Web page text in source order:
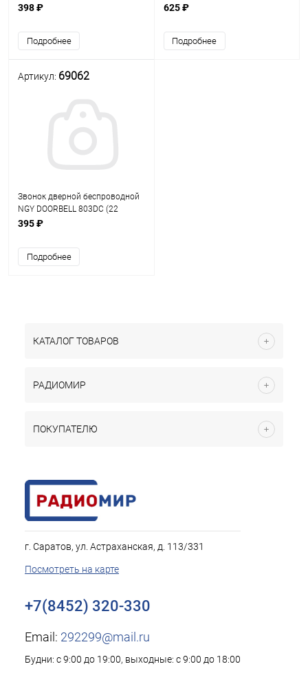
выбор электронной мелодии;
12V, звонок бат.2 шт.-АА(R6));
398 ₽
Подробнее
(GP-01771)"; выбор электронной
бат.1 шт.-23А 12V, звонок бат.2
шт
625 ₽
Подробнее
Артикул: 69062
Звонок дверной беспроводной
NGY DOORBELL 803DC (22
мелодии; питание: кнопка - бат.1
шт.-23A, 12V); Макс. расст.между
кнопк
395 ₽
Подробнее
КАТАЛОГ ТОВАРОВ
РАДИОМИР
ПОКУПАТЕЛЮ
г. Саратов, ул. Астраханская, д. 113/331
Посмотреть на карте
+7(8452) 320-330
Email: 292299@mail.ru
Будни: с 9:00 до 19:00, выходные: с 9:00 до 18:00